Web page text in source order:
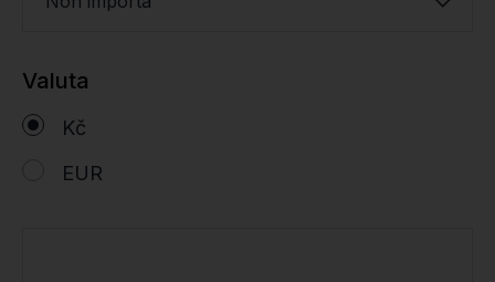
Valuta
Kč
EUR